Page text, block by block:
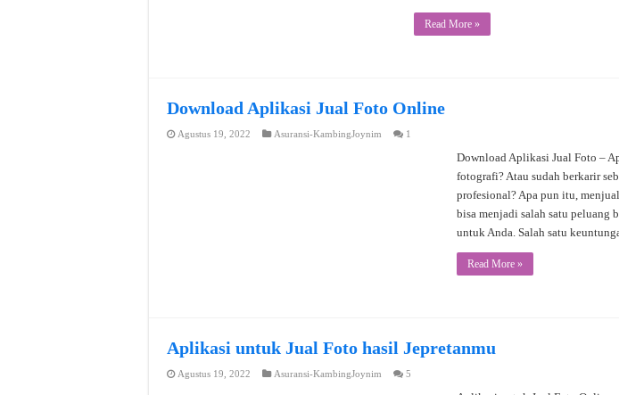
Read More »
Download Aplikasi Jual Foto Online
Agustus 19, 2022 Asuransi-KambingJoynim 1
Download Aplikasi Jual Foto –
fotografi? Atau sudah berkarir
profesional? Apa pun itu,
bisa menjadi salah satu peluang
untuk Anda. Salah satu
Read More »
Aplikasi untuk Jual Foto hasil Jepretanmu
Agustus 19, 2022 Asuransi-KambingJoynim 5